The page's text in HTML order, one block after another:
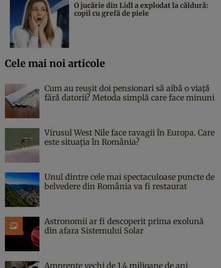
O jucărie din Lidl a explodat la căldură:
copil cu grefă de piele
Cele mai noi articole
Cum au reușit doi pensionari să aibă o viață
fără datorii? Metoda simplă care face minuni
Virusul West Nile face ravagii în Europa. Care
este situația în România?
Unul dintre cele mai spectaculoase puncte de
belvedere din România va fi restaurat
Astronomii ar fi descoperit prima exolună
din afara Sistemului Solar
Amprente vechi de 1,4 milioane de ani